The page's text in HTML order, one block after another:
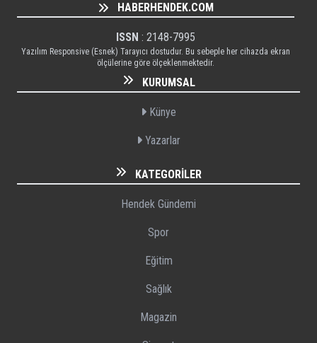
HABERHENDEK.COM
ISSN : 2148-7995
Yazılım Responsive (Esnek) Tarayıcı dostudur. Bu sebeple her cihazda ekran
ölçülerine göre ölçeklenmektedir.
KURUMSAL
Künye
Yazarlar
KATEGORILER
Hendek Gündemi
Spor
Eğitim
Sağlık
Magazin